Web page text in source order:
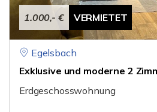
1.000,- € VERMIETET
Egelsbach
Exklusive und moderne 2
Erdgeschosswohnung